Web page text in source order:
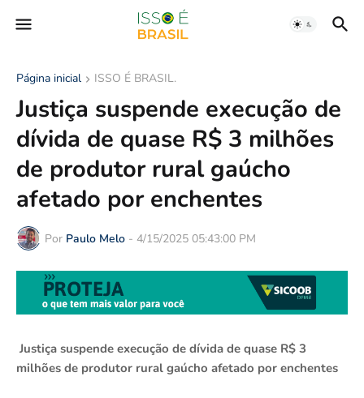
Página inicial ISSO É BRASIL.
Justiça suspende execução de
dívida de quase R$ 3 milhões
de produtor rural gaúcho
afetado por enchentes
Por Paulo Melo - 4/15/2025 05:43:00 PM
Justiça suspende execução de dívida de quase R$ 3
milhões de produtor rural gaúcho afetado por enchentes